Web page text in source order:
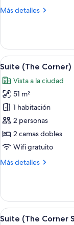
la
Use)
Más detalles
Más
junior,
vista
a
ciudad
(Single
Use)
Ver
todas
las
fotos
de
Suite
(The
Corner)
5
Suite (The Corner)
Vista a la ciudad
51 m²
1 habitación
2 personas
2 camas dobles
Wifi gratuito
Más detalles
Más
(The
Corner)
Ver
5
Suite (The Corner